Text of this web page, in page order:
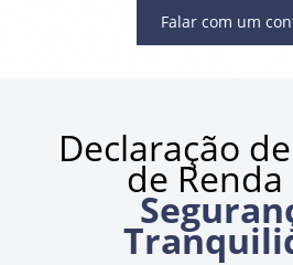
Falar com um
Declaração
de Renda